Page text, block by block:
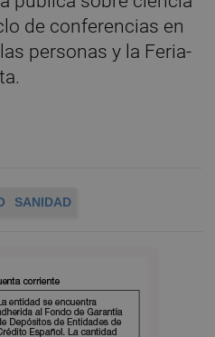
de conferencias en
personas y la Feria-
SANIDAD